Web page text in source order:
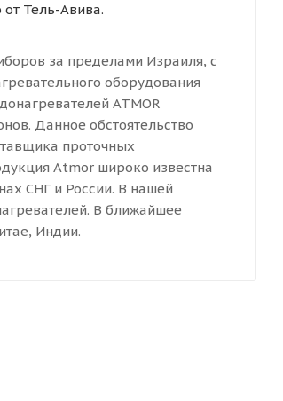
Тель-Авива.
за пределами Израиля, с
оборудования
ATMOR
Данное обстоятельство
проточных
Atmor широко известна
СНГ и России. В нашей
В ближайшее
Индии.